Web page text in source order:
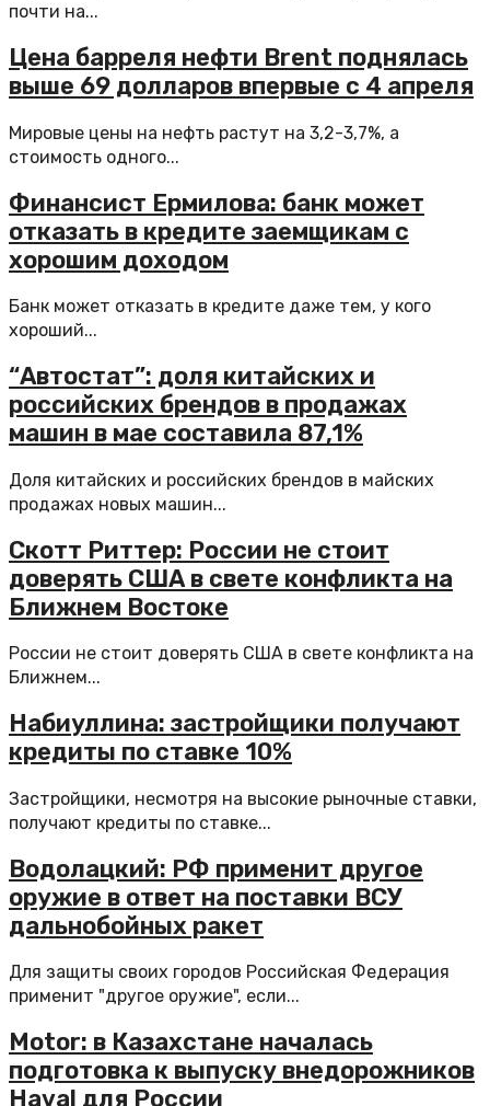
почти на...
Цена барреля нефти Brent поднялась
выше 69 долларов впервые с 4 апреля
Мировые цены на нефть растут на 3,2-3,7%, а
стоимость одного...
Финансист Ермилова: банк может
отказать в кредите заемщикам с
хорошим доходом
Банк может отказать в кредите даже тем, у кого
хороший...
“Автостат”: доля китайских и
российских брендов в продажах
машин в мае составила 87,1%
Доля китайских и российских брендов в майских
продажах новых машин...
Скотт Риттер: России не стоит
доверять США в свете конфликта на
Ближнем Востоке
России не стоит доверять США в свете конфликта на
Ближнем...
Набиуллина: застройщики получают
кредиты по ставке 10%
Застройщики, несмотря на высокие рыночные ставки,
получают кредиты по ставке...
Водолацкий: РФ применит другое
оружие в ответ на поставки ВСУ
дальнобойных ракет
Для защиты своих городов Российская Федерация
применит "другое оружие", если...
Motor: в Казахстане началась
подготовка к выпуску внедорожников
Haval для России